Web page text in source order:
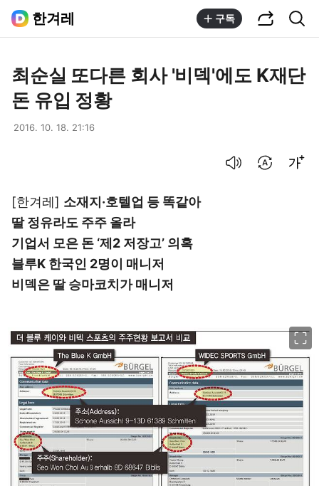
한겨레 구독
최순실 또다른 회사 '비덱'에도 K재단
돈 유입 정황
2016. 10. 18. 21:16
[한겨레] 소재지·호텔업 등 똑같아
딸 정유라도 주주 올라
기업서 모은 돈 ‘제2 저장고’ 의혹
블루K 한국인 2명이 매니저
비덱은 딸 승마코치가 매니저